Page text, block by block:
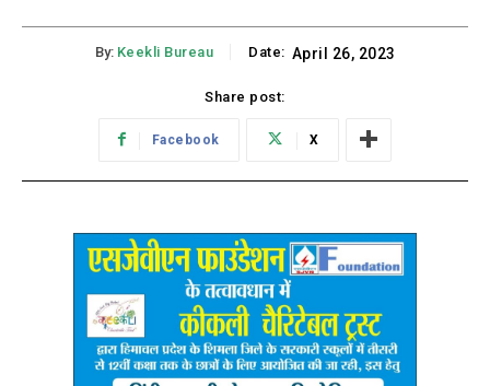
By: Keekli Bureau Date: April 26, 2023
Share post:
Facebook X